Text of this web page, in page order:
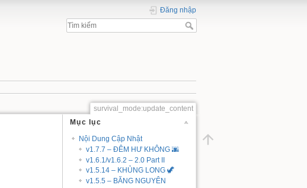
Đăng nhập
survival_mode:update_content
Mục lục
Nội Dung Cập Nhật
v1.7.7 – ĐÊM HƯ KHÔNG 🌆
v1.6.1/v1.6.2 – 2.0 Part II
v1.5.14 – KHỦNG LONG 🦖
v1.5.5 – BĂNG NGUYÊN